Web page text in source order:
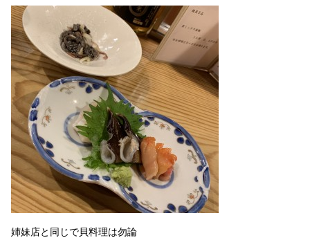
姉妹店と同じで貝料理は勿論